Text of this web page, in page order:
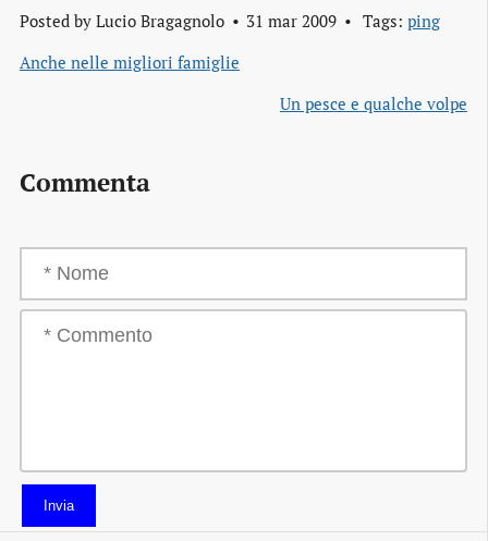
Posted by Lucio Bragagnolo 31 mar 2009 Tags: ping
Anche nelle migliori famiglie
Un pesce e qualche volpe
Commenta
Invia